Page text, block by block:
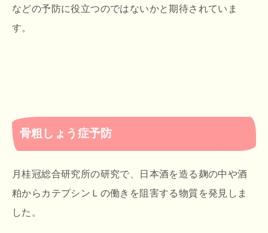
などの予防に役立つのではないかと期待されていま
す。
骨粗しょう症予防
月桂冠総合研究所の研究で、日本酒を造る麹の中や酒
粕からカテプシンＬの働きを阻害する物質を発見しま
した。